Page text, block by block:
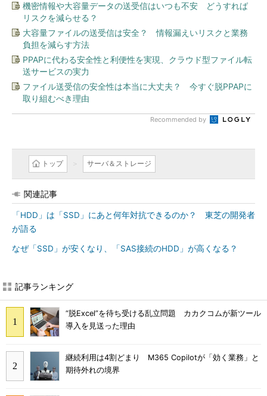
機密情報や大容量データの送受信はいつも不安 どうすれば
リスクを減らせる？
大容量ファイルの送受信は安全？ 情報漏えいリスクと業務
負担を減らす方法
PPAPに代わる安全性と利便性を実現、クラウド型ファイル転
送サービスの実力
ファイル送受信の安全性は本当に大丈夫？ 今すぐ脱PPAPに
取り組むべき理由
Recommended by
トップ サーバ＆ストレージ
関連記事
「HDD」は「SSD」にあと何年対抗できるのか？ 東芝の開発者
が語る
なぜ「SSD」が安くなり、「SAS接続のHDD」が高くなる？
記事ランキング
“脱Excel”を待ち受ける乱立問題 カカクコムが新ツール
導入を見送った理由
継続利用は4割どまり M365 Copilotが「効く業務」と
期待外れの境界